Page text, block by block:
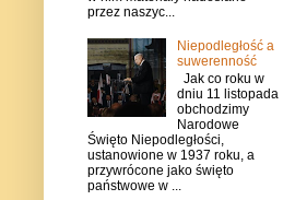
przez naszyc...
Niepodległość a
suwerenność
Jak co roku w
dniu 11 listopada
obchodzimy
Narodowe
Święto Niepodległości,
ustanowione w 1937 roku, a
przywrócone jako święto
państwowe w ...